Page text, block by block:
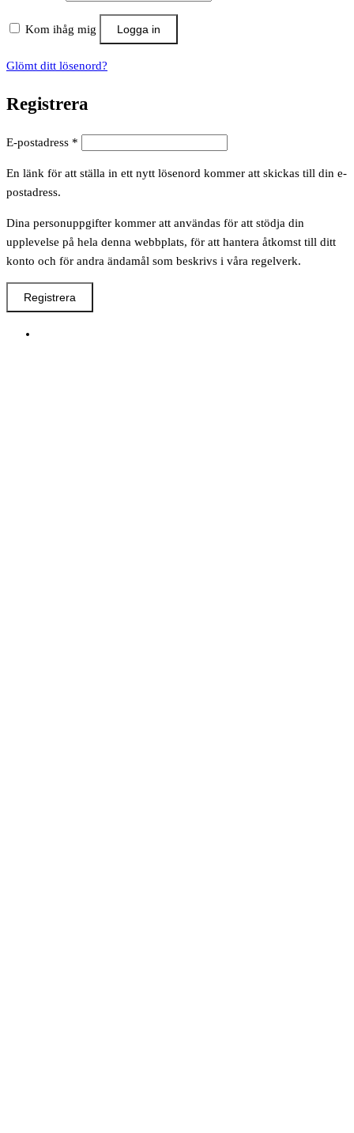
Kom ihåg mig Logga in
Glömt ditt lösenord?
Registrera
E-postadress *
En länk för att ställa in ett nytt lösenord kommer att skickas till din e-
postadress.
Dina personuppgifter kommer att användas för att stödja din
upplevelse på hela denna webbplats, för att hantera åtkomst till ditt
konto och för andra ändamål som beskrivs i våra regelverk.
Registrera